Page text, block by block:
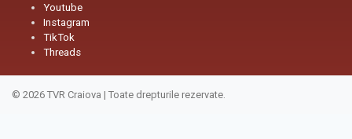
Youtube
Instagram
TikTok
Threads
© 2026 TVR Craiova | Toate drepturile rezervate.